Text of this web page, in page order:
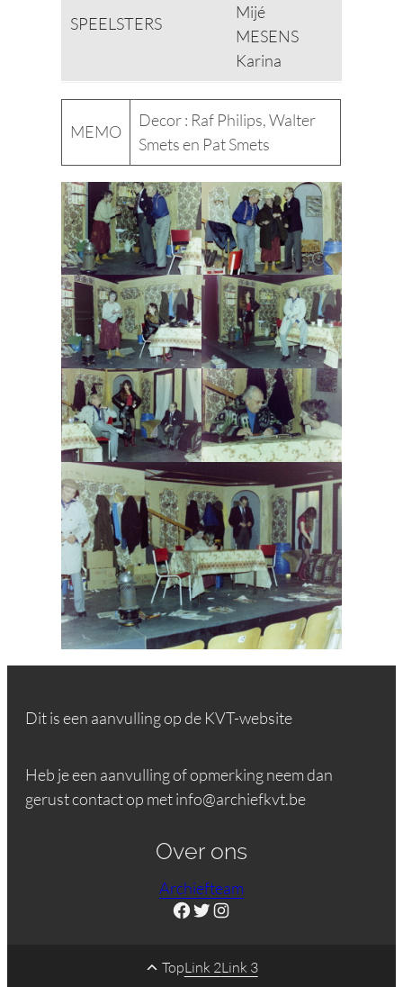
SPEELSTERS
Mijé
MESENS
Karina
MEMO
Decor : Raf Philips, Walter
Smets en Pat Smets
Dit is een aanvulling op de KVT-website
Heb je een aanvulling of opmerking neem dan
gerust contact op met info@archiefkvt.be
Over ons
Archiefteam
Facebook Twitter Instagram
TopLink 2Link 3